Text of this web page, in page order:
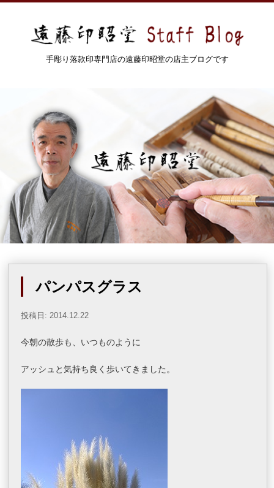
手彫り落款印専門店の遠藤印昭堂の店主ブログです
パンパスグラス
投稿日: 2014.12.22
今朝の散歩も、いつものように
アッシュと気持ち良く歩いてきました。